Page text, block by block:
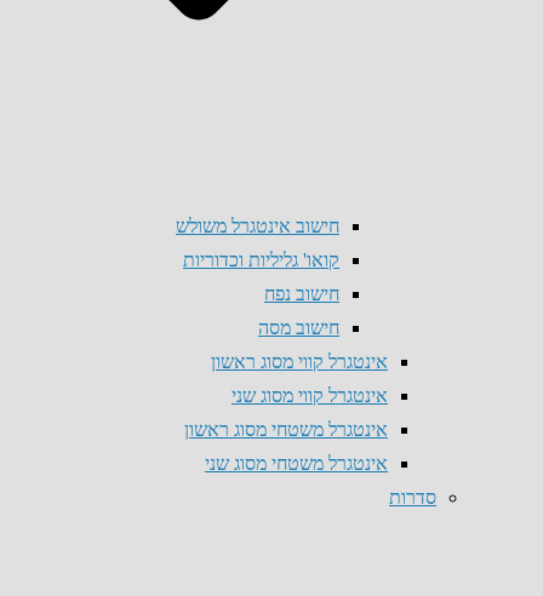
חישוב אינטגרל משולש
קואו' גליליות וכדוריות
חישוב נפח
חישוב מסה
אינטגרל קווי מסוג ראשון
אינטגרל קווי מסוג שני
אינטגרל משטחי מסוג ראשון
אינטגרל משטחי מסוג שני
סדרות